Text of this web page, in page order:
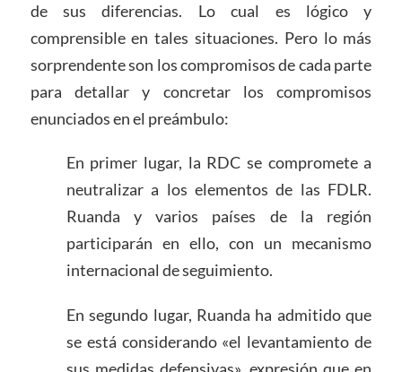
de sus diferencias. Lo cual es lógico y
comprensible en tales situaciones. Pero lo más
sorprendente son los compromisos de cada parte
para detallar y concretar los compromisos
enunciados en el preámbulo:
En primer lugar, la RDC se compromete a
neutralizar a los elementos de las FDLR.
Ruanda y varios países de la región
participarán en ello, con un mecanismo
internacional de seguimiento.
En segundo lugar, Ruanda ha admitido que
se está considerando «el levantamiento de